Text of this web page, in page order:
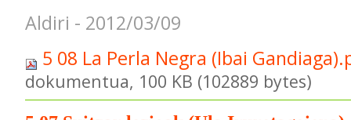
Aldiri - 2012/03/09
5 08 La Perla Negra (Ibai
dokumentua, 100 KB (102889 bytes)